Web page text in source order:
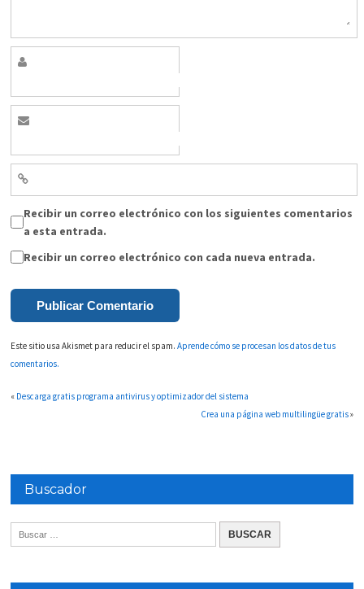
Recibir un correo electrónico con los siguientes comentarios
a esta entrada.
Recibir un correo electrónico con cada nueva entrada.
Este sitio usa Akismet para reducir el spam.Aprende cómo se procesan los datos de tus
comentarios.
« Descarga gratis programa antivirus y optimizador del sistema
Crea una página web multilingüe gratis»
Buscador